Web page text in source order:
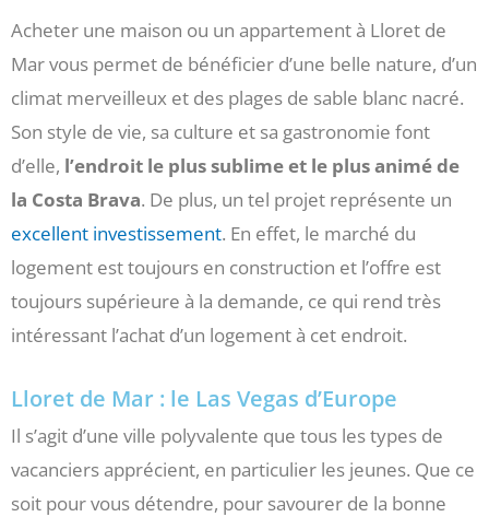
Acheter une maison ou un appartement à Lloret de
Mar vous permet de bénéficier d’une belle nature, d’un
climat merveilleux et des plages de sable blanc nacré.
Son style de vie, sa culture et sa gastronomie font
d’elle, l’endroit le plus sublime et le plus animé de
la Costa Brava. De plus, un tel projet représente un
excellent investissement. En effet, le marché du
logement est toujours en construction et l’offre est
toujours supérieure à la demande, ce qui rend très
intéressant l’achat d’un logement à cet endroit.
Lloret de Mar : le Las Vegas d’Europe
Il s’agit d’une ville polyvalente que tous les types de
vacanciers apprécient, en particulier les jeunes. Que ce
soit pour vous détendre, pour savourer de la bonne